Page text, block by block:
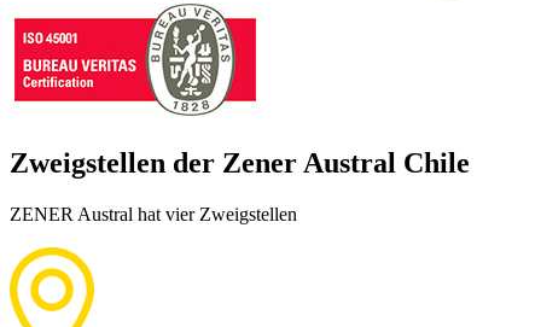
Zweigstellen der Zener Austral Chile
ZENER Austral hat vier Zweigstellen